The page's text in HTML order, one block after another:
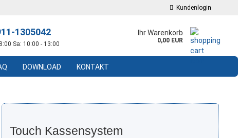
Kundenlogin
1305042
Sa: 10:00 - 13:00
Ihr Warenkorb
0,00 EUR
DOWNLOAD KONTAKT
Touch Kassensystem